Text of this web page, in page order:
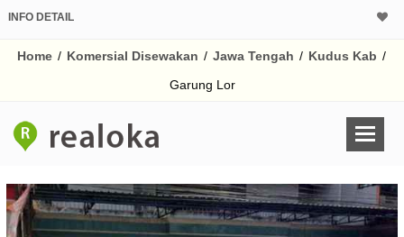
INFO DETAIL
Home / Komersial Disewakan / Jawa Tengah / Kudus Kab /
Garung Lor